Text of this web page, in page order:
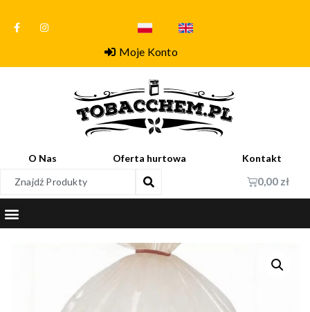
Moje Konto
O Nas Oferta hurtowa Kontakt
0,00 zł